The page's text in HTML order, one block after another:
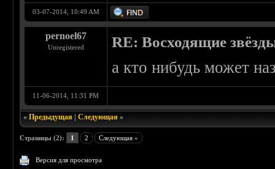
03-07-2014, 10:49 AM
pernoel67
Unregistered RE: Восходящие
а кто нибудь может
11-06-2014, 11:31 PM
«Предыдущая |Следующая »
Страницы (2): 1 2 Следующая »
Версия для просмотра